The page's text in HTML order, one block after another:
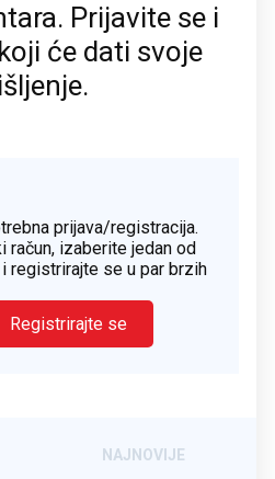
Prijavite se i
će dati svoje
prijava/registracija.
račun, izaberite jedan od
registrirajte se u par brzih
Registrirajte se
NAJNOVIJE